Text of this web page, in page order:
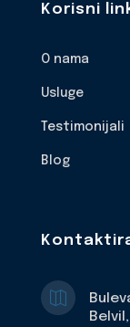
Korisni
O nama
Usluge
Testimonijali
Blog